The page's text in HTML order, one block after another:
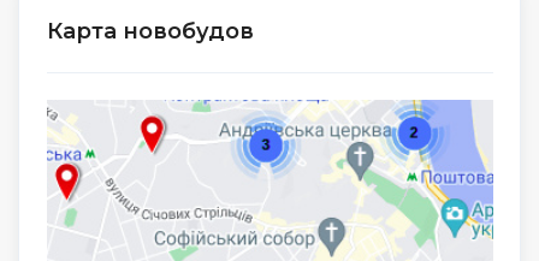
Карта новобудов